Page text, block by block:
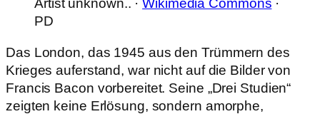
Artist unknown.. ·Wikimedia Commons ·
PD
Das London, das 1945 aus den Trümmern des
Krieges auferstand, war nicht auf die Bilder von
Francis Bacon vorbereitet. Seine „Drei Studien“
zeigten keine Erlösung, sondern amorphe,